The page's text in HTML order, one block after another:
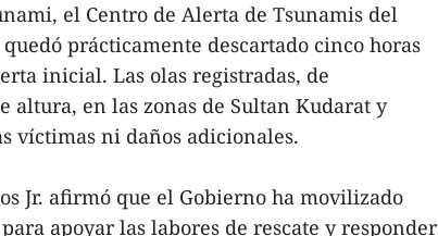
el Centro de Alerta de Tsunamis del
prácticamente descartado cinco horas
inicial. Las olas registradas, de
altura, en las zonas de Sultan Kudarat y
víctimas ni daños adicionales.
Jr. afirmó que el Gobierno ha movilizado
apoyar las labores de rescate y responder